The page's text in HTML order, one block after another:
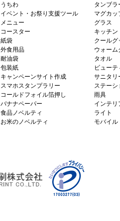
うちわ
イベント・お祭り支援ツール
メニュー
コースター
紙袋
外食用品
耐油袋
包装紙
キャンペーンサイト作成
スマホスタンプラリー
コールドフォイル箔押し
バナナペーパー
食品ノベルティ
お米のノベルティ
タンブラ
マグカッ
グラス
キッチン
クールグ
ウォーム
タオル
ビューテ
サニタリ
ステーシ
雨具
インテリ
ライト
モバイル